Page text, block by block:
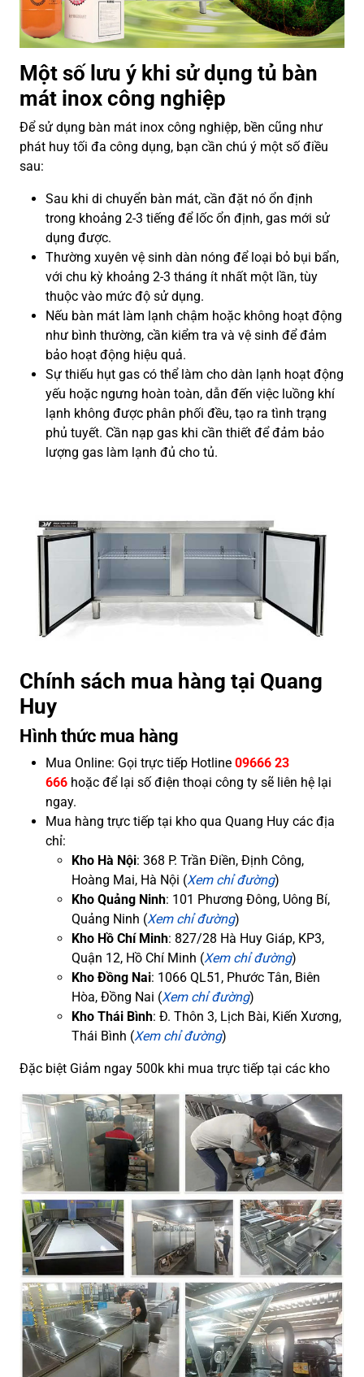
Một số lưu ý khi sử dụng tủ bàn
mát inox công nghiệp
Để sử dụng bàn mát inox công nghiệp, bền cũng như
phát huy tối đa công dụng, bạn cần chú ý một số điều
sau:
Sau khi di chuyển bàn mát, cần đặt nó ổn định
trong khoảng 2-3 tiếng để lốc ổn định, gas mới sử
dụng được.
Thường xuyên vệ sinh dàn nóng để loại bỏ bụi bẩn,
với chu kỳ khoảng 2-3 tháng ít nhất một lần, tùy
thuộc vào mức độ sử dụng.
Nếu bàn mát làm lạnh chậm hoặc không hoạt động
như bình thường, cần kiểm tra và vệ sinh để đảm
bảo hoạt động hiệu quả.
Sự thiếu hụt gas có thể làm cho dàn lạnh hoạt động
yếu hoặc ngưng hoàn toàn, dẫn đến việc luồng khí
lạnh không được phân phối đều, tạo ra tình trạng
phủ tuyết. Cần nạp gas khi cần thiết để đảm bảo
lượng gas làm lạnh đủ cho tủ.
Chính sách mua hàng tại Quang
Huy
Hình thức mua hàng
Mua Online: Gọi trực tiếp Hotline 09666 23
666 hoặc để lại số điện thoại công ty sẽ liên hệ lại
ngay.
Mua hàng trực tiếp tại kho qua Quang Huy các địa
chỉ:
Kho Hà Nội: 368 P. Trần Điền, Định Công,
Hoàng Mai, Hà Nội (Xem chỉ đường)
Kho Quảng Ninh: 101 Phương Đông, Uông Bí,
Quảng Ninh (Xem chỉ đường)
Kho Hồ Chí Minh: 827/28 Hà Huy Giáp, KP3,
Quận 12, Hồ Chí Minh (Xem chỉ đường)
Kho Đồng Nai: 1066 QL51, Phước Tân, Biên
Hòa, Đồng Nai (Xem chỉ đường)
Kho Thái Bình: Đ. Thôn 3, Lịch Bài, Kiến Xương,
Thái Bình (Xem chỉ đường)
Đặc biệt Giảm ngay 500k khi mua trực tiếp tại các kho